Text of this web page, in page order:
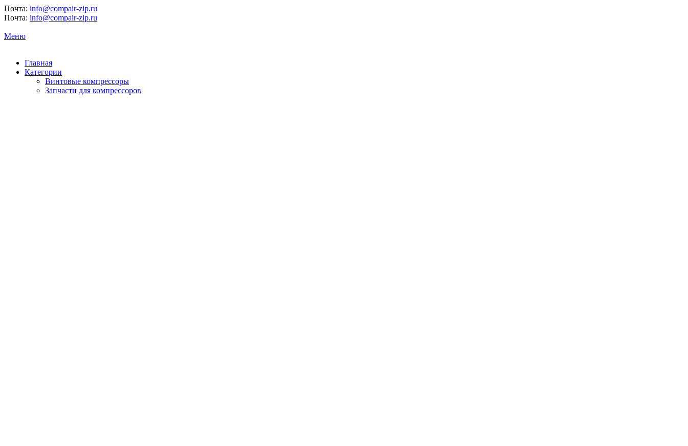
Почта: info@compair-zip.ru
Почта: info@compair-zip.ru
Меню
Главная
Категории
Винтовые компрессоры
Запчасти для компрессоров